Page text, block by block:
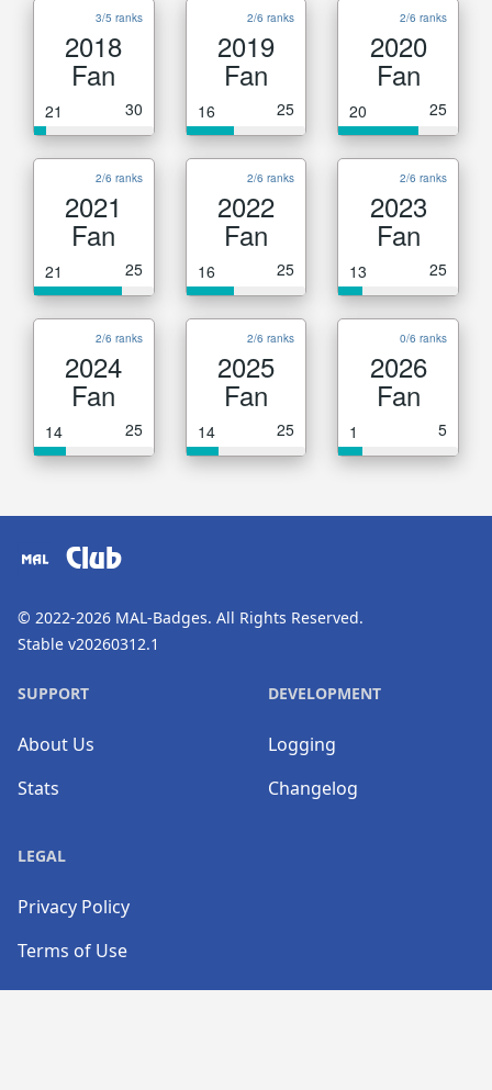
3/5 ranks
2018
Fan
21 30
2/6 ranks
2019
Fan
16 25
2/6 ranks
2020
Fan
20 25
2/6 ranks
2021
Fan
21 25
2/6 ranks
2022
Fan
16 25
2/6 ranks
2023
Fan
13 25
2/6 ranks
2024
Fan
14 25
2/6 ranks
2025
Fan
14 25
0/6 ranks
2026
Fan
1 5
Club
© 2022-2026 MAL-Badges. All Rights Reserved.
Stable v20260312.1
SUPPORT
About Us
Stats
DEVELOPMENT
Logging
Changelog
LEGAL
Privacy Policy
Terms of Use